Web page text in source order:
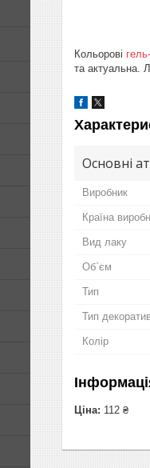
Кольорові
та актуальна.
Основні
Виробник
Країна
Вид лаку
Об`єм
Тип
Тип
Колір
Ціна: 112 ₴